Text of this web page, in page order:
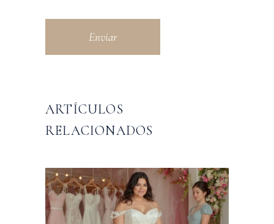
Enviar
ARTÍCULOS
RELACIONADOS